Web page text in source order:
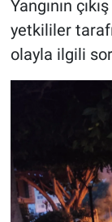
Yangının
yetkililer
olayla ilgili